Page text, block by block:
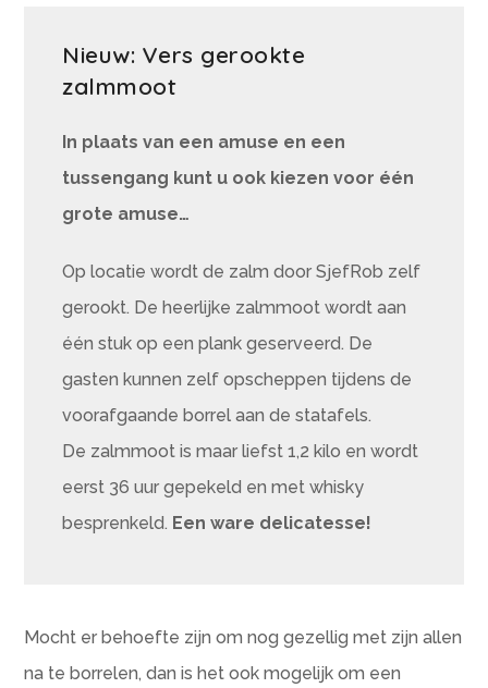
Nieuw: Vers gerookte
zalmmoot
In plaats van een amuse en een
tussengang kunt u ook kiezen voor één
grote amuse…
Op locatie wordt de zalm door SjefRob zelf
gerookt. De heerlijke zalmmoot wordt aan
één stuk op een plank geserveerd. De
gasten kunnen zelf opscheppen tijdens de
voorafgaande borrel aan de statafels.
De zalmmoot is maar liefst 1,2 kilo en wordt
eerst 36 uur gepekeld en met whisky
besprenkeld. Een ware delicatesse!
Mocht er behoefte zijn om nog gezellig met zijn allen
na te borrelen, dan is het ook mogelijk om een